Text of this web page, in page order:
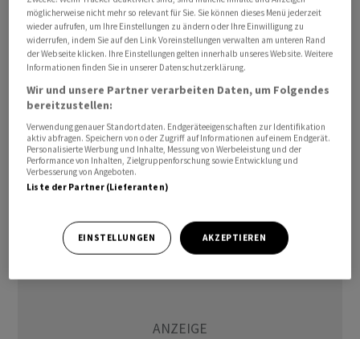
Die Unicredit, die bereits knapp 30 Prozent an der
Commerzbank kontrolliert, hatte Anfang Mai ein
Angebot für sämtliche Commerzbank-Anteile vorgelegt.
Unicredit-Chef Andrea Orcel bietet für jede
Commerzbank-Aktie 0,485 neue Unicredit-Aktien. So
will die Mailänder Grossbank bis zum 16. Juni weitere
Aktien einsammeln, ohne ein Pflichtangebot vorlegen
zu müssen, was deutlich teurer wäre. Die Offerte kann
bis zum 3. Juli verlängert werden.
möglicherweise nicht mehr so relevant für Sie. Sie können dieses Menü jederzeit
wieder aufrufen, um Ihre Einstellungen zu ändern oder Ihre Einwilligung zu
widerrufen, indem Sie auf den Link Voreinstellungen verwalten am unteren Rand
der Webseite klicken. Ihre Einstellungen gelten innerhalb unseres Website. Weitere
Informationen finden Sie in unserer Datenschutzerklärung.
Wir und unsere Partner verarbeiten Daten, um Folgendes
bereitzustellen:
Verwendung genauer Standortdaten. Endgeräteeigenschaften zur Identifikation
aktiv abfragen. Speichern von oder Zugriff auf Informationen auf einem Endgerät.
Personalisierte Werbung und Inhalte, Messung von Werbeleistung und der
Performance von Inhalten, Zielgruppenforschung sowie Entwicklung und
Verbesserung von Angeboten.
Liste der Partner (Lieferanten)
EINSTELLUNGEN AKZEPTIEREN